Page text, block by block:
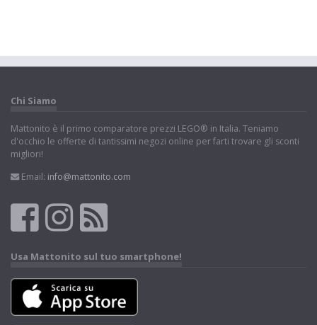
Chi Siamo
Mattonito è il primo comparatore prezzi LEGO® in Italia. Teniamo
d'occhio le offerte di tantissimi negozi online per farti trovare gli sconti
migliori!
Email: info@mattonito.com
Usa Mattonito sul tuo smartphone!